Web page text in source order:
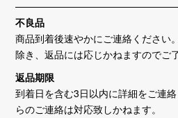
不良品
商品到着後速やかにご連絡ください
除き、返品には応じかねますのでご
返品期限
到着日を含む3日以内に詳細をご連
らのご連絡は対応致しかねます。